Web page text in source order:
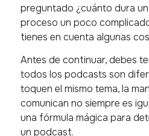
preguntado ¿cuánto dura
proceso un poco
tienes en cuenta algunas
Antes de continuar, debes
todos los podcasts son
toquen el mismo tema, la
comunican no siempre es
una fórmula mágica para
un podcast.